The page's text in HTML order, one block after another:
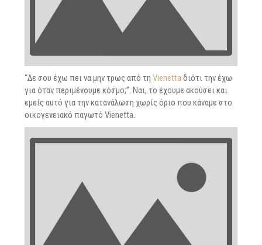
“Δε σου έχω πει να μην τρως από τη Vienettaδιότι την έχω
για όταν περιμένουμε κόσμο;”. Ναι, το έχουμε ακούσει και
εμείς αυτό για την κατανάλωση χωρίς όριο που κάναμε στο
οικογενειακό παγωτό Vienetta.